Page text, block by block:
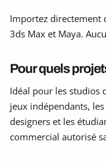
Importez directement
3ds Max et Maya.
Pour quels
Idéal pour les studios
jeux indépendants,
designers et les
commercial autorisé